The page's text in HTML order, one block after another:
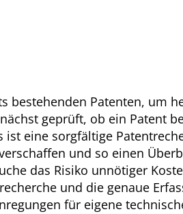
bestehenden Patenten, um
geprüft, ob ein Patent
eine sorgfältige
und so einen
das Risiko unnötiger
und die genaue
für eigene